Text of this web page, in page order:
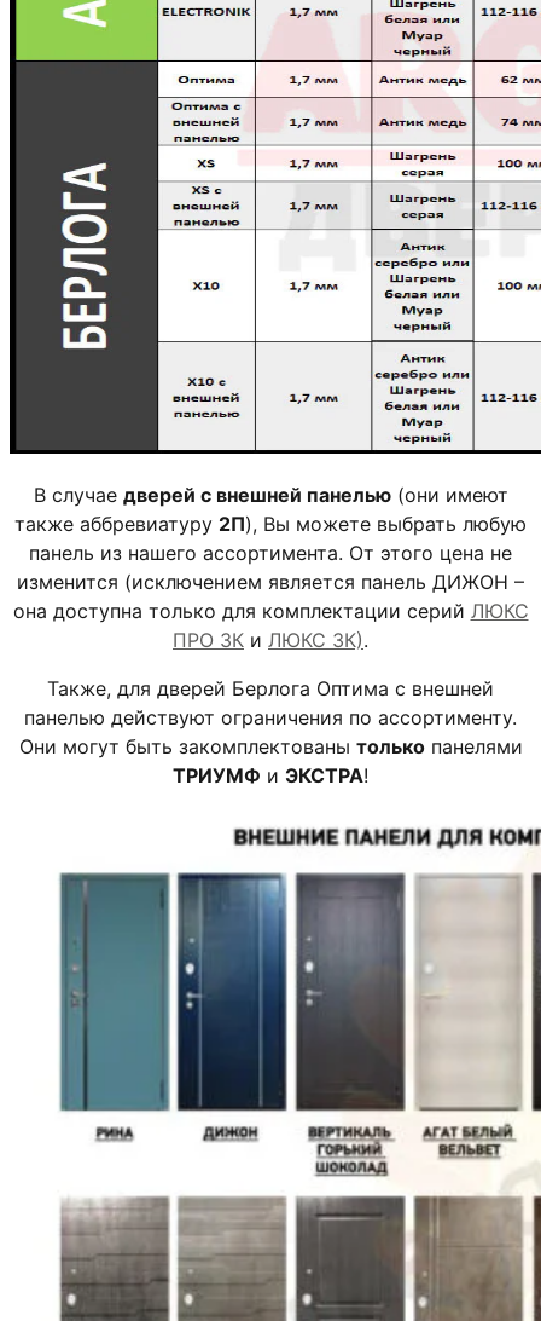
В случае дверей с внешней панелью(они имеют
также аббревиатуру 2П), Вы можете выбрать любую
панель из нашего ассортимента. От этого цена не
изменится (исключением является панель ДИЖОН –
она доступна только для комплектации серий ЛЮКС
ПРО 3К и ЛЮКС 3К).
Также, для дверей Берлога Оптима с внешней
панелью действуют ограничения по ассортименту.
Они могут быть закомплектованы толькопанелями
ТРИУМФ и ЭКСТРА!